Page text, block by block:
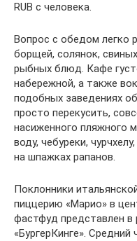
RUB с человека.
Вопрос с обедом легко
борщей, солянок,
рыбных блюд. Кафе
набережной, а также
подобных заведениях
просто перекусить,
насиженного пляжного
воду, чебуреки,
на шпажках рапанов.
Поклонники
пиццерию «Марио» в
фастфуд представлен
«БургерКинге». Средний